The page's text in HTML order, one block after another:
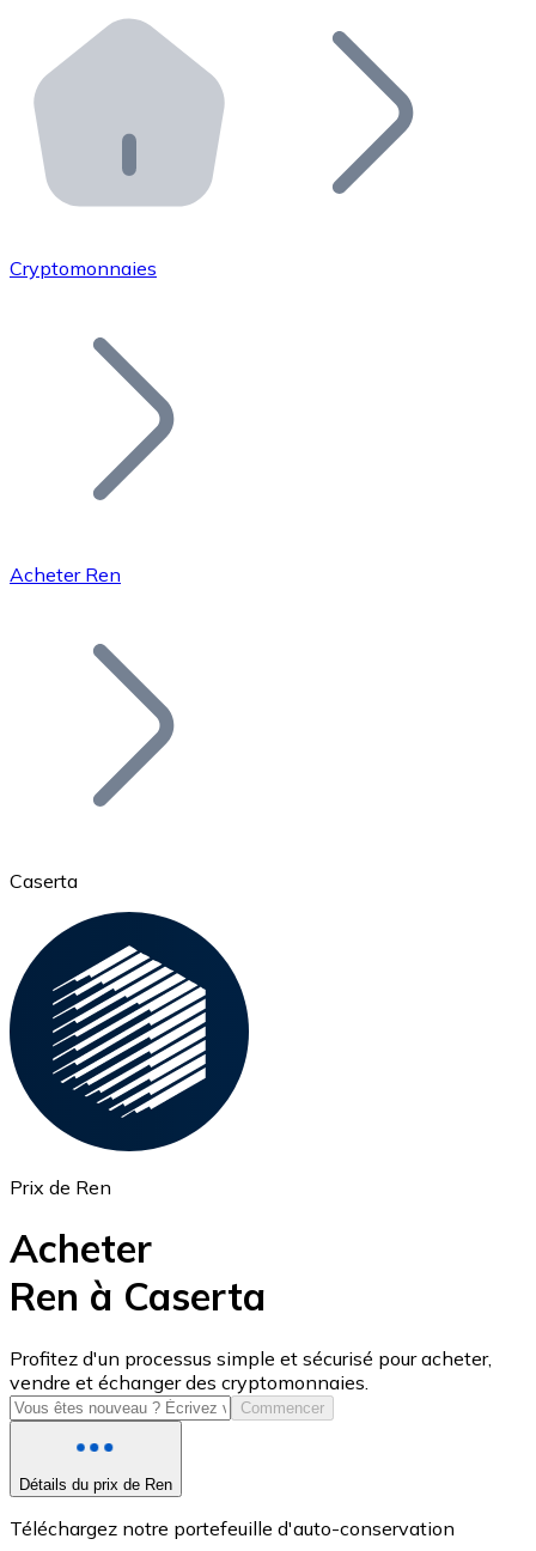
Distributeurs automatiques Bitnovo
Intégrez un ATM Bitnovo dans votre entreprise et
API Bitnovo
Intégrez notre API dans votre écosystème.
Rejoignez notre réseau de distributeurs et
Ajoutez le token de votre projet à notre service
Bitcoin
Ethereum
ETH
USD Coin
USDC
Cryptomonnaies
Acheter Ren
Caserta
Prix de Ren
Acheter
Ren à Caserta
Profitez d'un processus simple et sécurisé pour acheter,
vendre et échanger des cryptomonnaies.
Commencer
Détails du prix de Ren
Téléchargez notre portefeuille d'auto-conservation